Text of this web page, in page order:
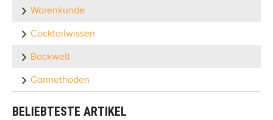
Warenkunde
Cocktailwissen
Backwelt
Garmethoden
BELIEBTESTE ARTIKEL